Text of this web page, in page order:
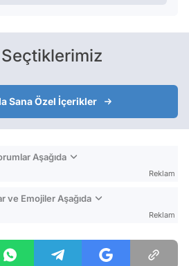
Sana Özel İçerikler
Aşağıda
Reklam
ve Emojiler Aşağıda
Reklam